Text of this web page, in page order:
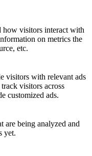
how visitors interact with
on metrics the
etc.
visitors with relevant ads
visitors across
customized ads.
are being analyzed and
yet.